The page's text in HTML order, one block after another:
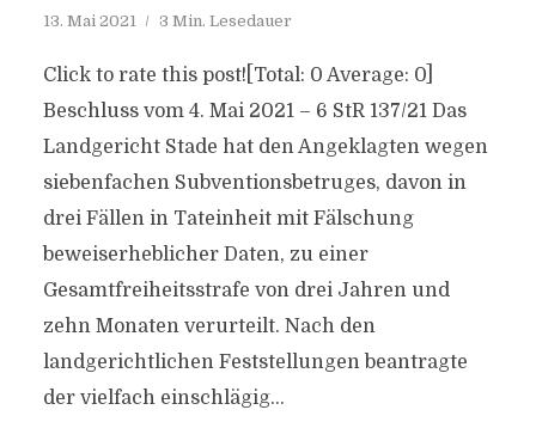
13. Mai 2021 3 Min. Lesedauer
Click to rate this post![Total: 0 Average: 0]
Beschluss vom 4. Mai 2021 – 6 StR 137/21 Das
Landgericht Stade hat den Angeklagten wegen
siebenfachen Subventionsbetruges, davon in
drei Fällen in Tateinheit mit Fälschung
beweiserheblicher Daten, zu einer
Gesamtfreiheitsstrafe von drei Jahren und
zehn Monaten verurteilt. Nach den
landgerichtlichen Feststellungen beantragte
der vielfach einschlägig...